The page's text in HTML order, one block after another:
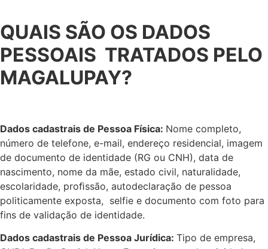
QUAIS SÃO OS DADOS
PESSOAIS TRATADOS PELO
MAGALUPAY?
Dados cadastrais de Pessoa Física: Nome completo,
número de telefone, e-mail, endereço residencial, imagem
de documento de identidade (RG ou CNH), data de
nascimento, nome da mãe, estado civil, naturalidade,
escolaridade, proﬁssão, autodeclaração de pessoa
politicamente exposta, selfie e documento com foto para
fins de validação de identidade.
Dados cadastrais de Pessoa Jurídica: Tipo de empresa,